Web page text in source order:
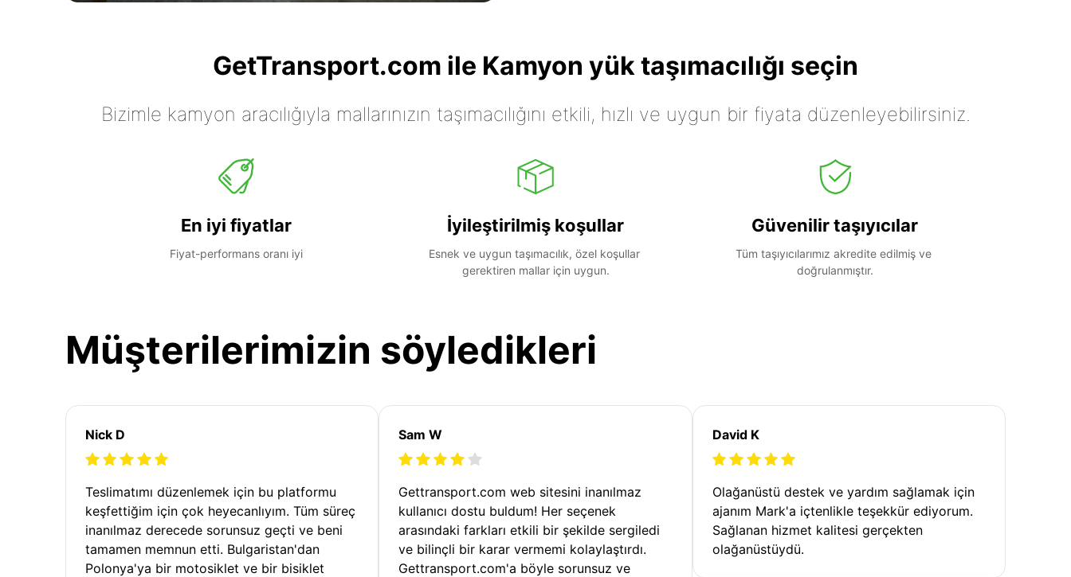
GetTransport.com ile Kamyon yük taşımacılığı seçin
Bizimle kamyon aracılığıyla mallarınızın taşımacılığını etkili, hızlı ve uygun bir fiyata düzenleyebilirsiniz.
En iyi fiyatlar
Fiyat-performans oranı iyi
İyileştirilmiş koşullar
Esnek ve uygun taşımacılık, özel koşullar
gerektiren mallar için uygun.
Güvenilir taşıyıcılar
Tüm taşıyıcılarımız akredite edilmiş ve
doğrulanmıştır.
Müşterilerimizin söyledikleri
Nick D
Teslimatımı düzenlemek için bu platformu
keşfettiğim için çok heyecanlıyım. Tüm süreç
inanılmaz derecede sorunsuz geçti ve beni
tamamen memnun etti. Bulgaristan'dan
Polonya'ya bir motosiklet ve bir bisiklet
Sam W
Gettransport.com web sitesini inanılmaz
kullanıcı dostu buldum! Her seçenek
arasındaki farkları etkili bir şekilde sergiledi
ve bilinçli bir karar vermemi kolaylaştırdı.
Gettransport.com'a böyle sorunsuz ve
David K
Olağanüstü destek ve yardım sağlamak için
ajanım Mark'a içtenlikle teşekkür ediyorum.
Sağlanan hizmet kalitesi gerçekten
olağanüstüydü.